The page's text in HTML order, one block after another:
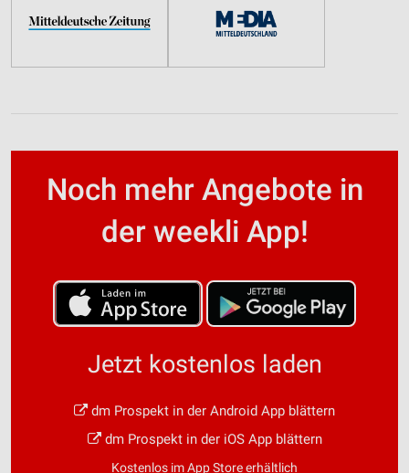
Noch mehr Angebote in
der weekli App!
Jetzt kostenlos laden
dm Prospekt in der Android App blättern
dm Prospekt in der iOS App blättern
Kostenlos im App Store erhältlich